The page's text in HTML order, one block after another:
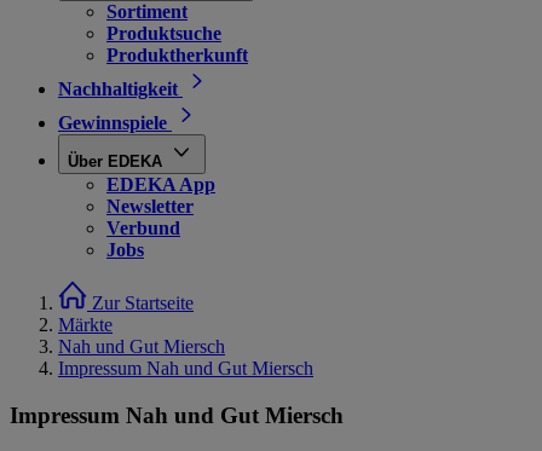
Sortiment
Produktsuche
Produktherkunft
Nachhaltigkeit
Gewinnspiele
Über EDEKA
EDEKA App
Newsletter
Verbund
Jobs
Zur Startseite
Märkte
Nah und Gut Miersch
Impressum Nah und Gut Miersch
Impressum Nah und Gut Miersch